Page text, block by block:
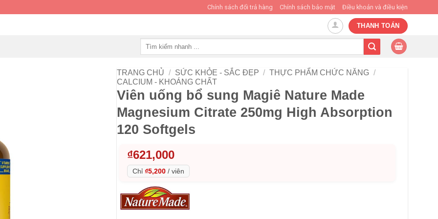
Chính sách đổi trả hàng Chính sách bảo mật Điều khoản và điều kiện
THANH TOÁN
TRANG CHỦ / SỨC KHỎE - SẮC ĐẸP / THỰC PHẨM CHỨC NĂNG /
CALCIUM - KHOÁNG CHẤT
Viên uống bổ sung Magiê Nature Made
Magnesium Citrate 250mg High Absorption
120 Softgels
₫621,000
Chỉ ₫5,200 / viên